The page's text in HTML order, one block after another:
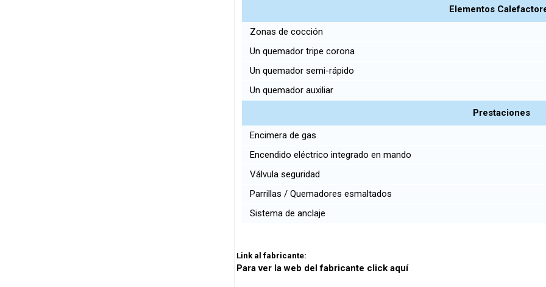
Elementos
Zonas de cocción
Un quemador tripe corona
Un quemador semi-rápido
Un quemador auxiliar
Prestaciones
Encimera de gas
Encendido eléctrico integrado en mando
Válvula seguridad
Parrillas / Quemadores esmaltados
Sistema de anclaje
Link al fabricante:
Para ver la web del fabricante click aquí